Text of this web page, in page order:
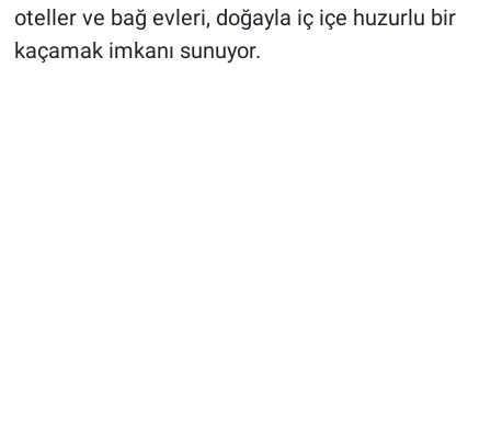
oteller ve bağ evleri, doğayla iç içe huzurlu bir
kaçamak imkanı sunuyor.